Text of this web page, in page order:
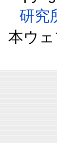
研究
本ウ